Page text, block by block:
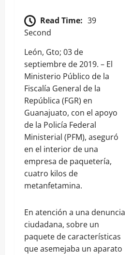
Read Time: 39
Second
León, Gto; 03 de
septiembre de 2019. – El
Ministerio Público de la
Fiscalía General de la
República (FGR) en
Guanajuato, con el apoyo
de la Policía Federal
Ministerial (PFM), aseguró
en el interior de una
empresa de paquetería,
cuatro kilos de
metanfetamina.
En atención a una denuncia
ciudadana, sobre un
paquete de características
que asemejaba un aparato